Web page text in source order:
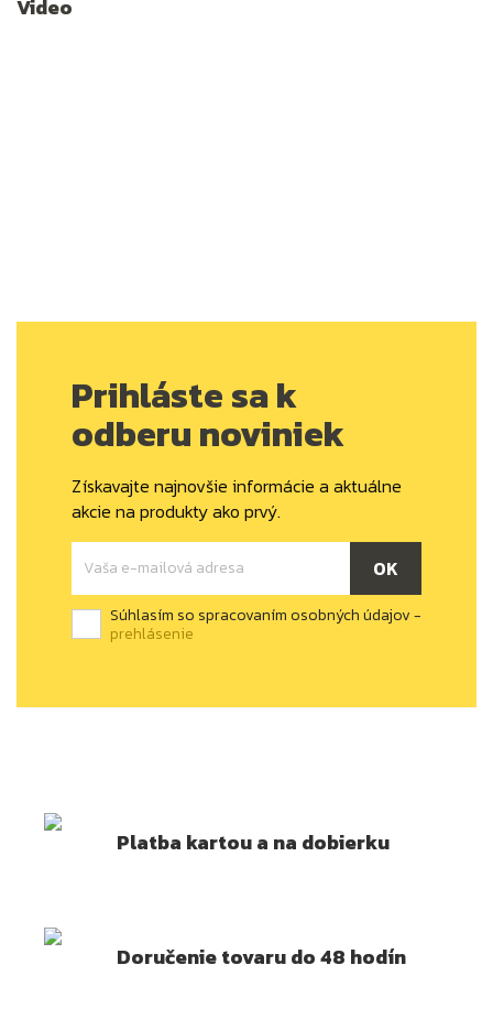
Video
Prihláste sa k
odberu noviniek
Získavajte najnovšie informácie a aktuálne
akcie na produkty ako prvý.
Súhlasím so spracovaním osobných údajov -
prehlásenie
Platba kartou a na dobierku
Doručenie tovaru do 48 hodín